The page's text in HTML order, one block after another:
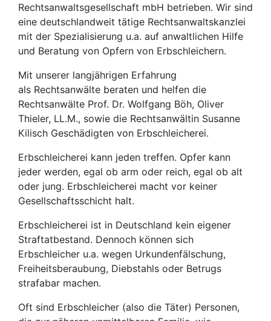
Rechtsanwaltsgesellschaft mbH betrieben. Wir sind
eine deutschlandweit tätige Rechtsanwaltskanzlei
mit der Spezialisierung u.a. auf anwaltlichen Hilfe
und Beratung von Opfern von Erbschleichern.
Mit unserer langjährigen Erfahrung
als Rechtsanwälte beraten und helfen die
Rechtsanwälte Prof. Dr. Wolfgang Böh, Oliver
Thieler, LL.M., sowie die Rechtsanwältin Susanne
Kilisch Geschädigten von Erbschleicherei.
Erbschleicherei kann jeden treffen. Opfer kann
jeder werden, egal ob arm oder reich, egal ob alt
oder jung. Erbschleicherei macht vor keiner
Gesellschaftsschicht halt.
Erbschleicherei ist in Deutschland kein eigener
Straftatbestand. Dennoch können sich
Erbschleicher u.a. wegen Urkundenfälschung,
Freiheitsberaubung, Diebstahls oder Betrugs
strafabar machen.
Oft sind Erbschleicher (also die Täter) Personen,